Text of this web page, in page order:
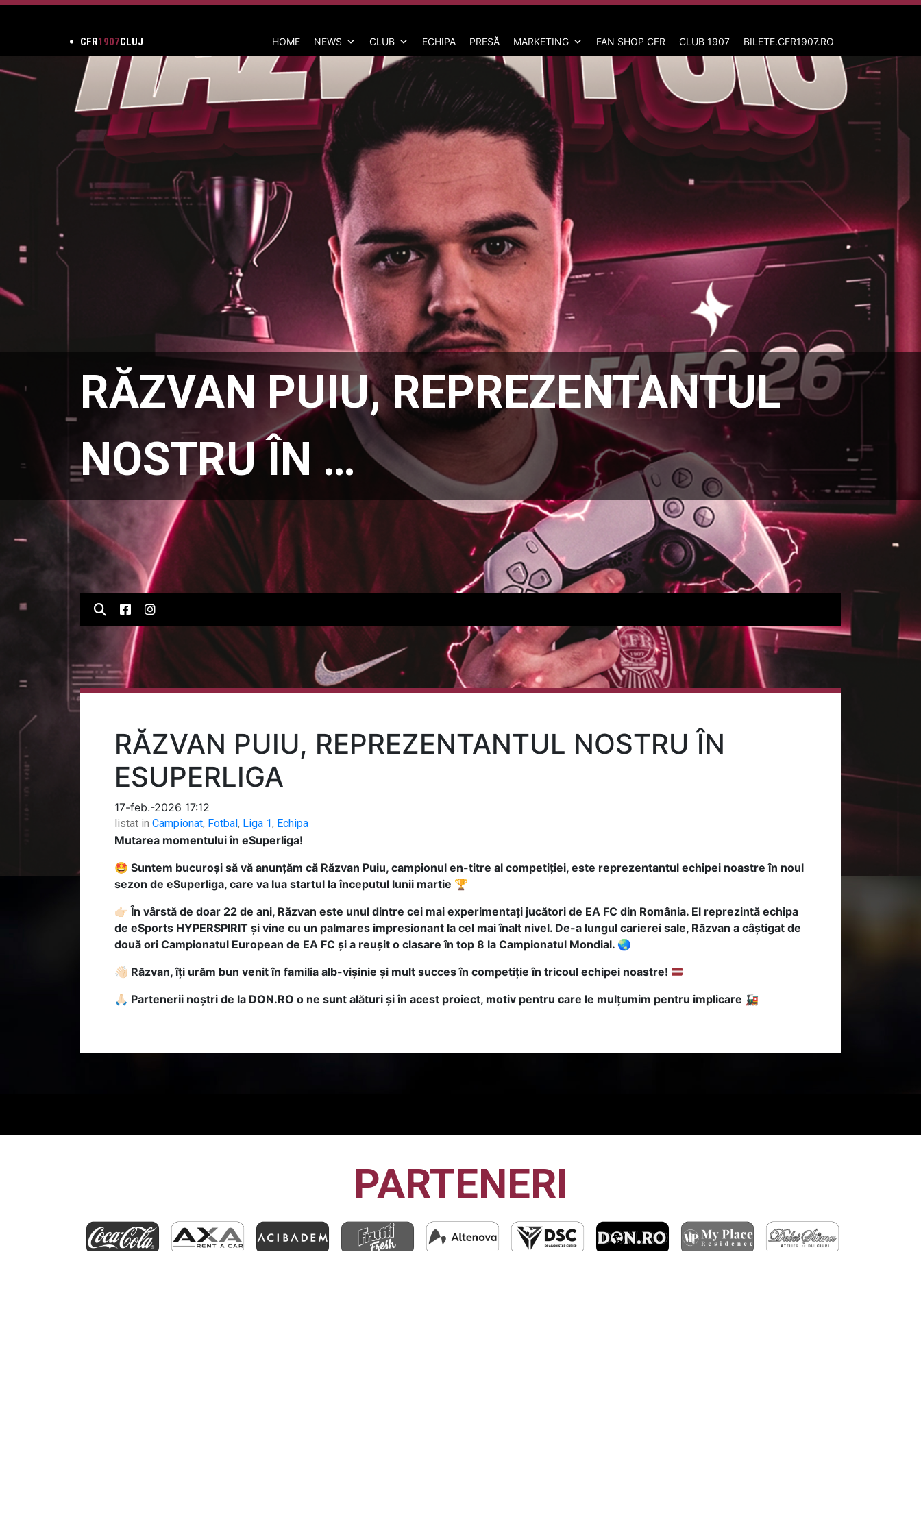
CFR1907CLUJ HOME NEWS CLUB ECHIPA PRESĂ MARKETING FAN SHOP CFR CLUB 1907 BILETE.CFR1907.RO
RĂZVAN PUIU, REPREZENTANTUL
NOSTRU ÎN …
RĂZVAN PUIU, REPREZENTANTUL NOSTRU ÎN
ESUPERLIGA
17-feb.-2026 17:12
listat in Campionat, Fotbal , Liga 1, Echipa
Mutarea momentului în eSuperliga!
🤩 Suntem bucuroși să vă anunțăm că Răzvan Puiu, campionul en-titre al competiției, este reprezentantul echipei noastre în noul
sezon de eSuperliga, care va lua startul la începutul lunii martie 🏆
👉🏻 În vârstă de doar 22 de ani, Răzvan este unul dintre cei mai experimentați jucători de EA FC din România. El reprezintă echipa
de eSports HYPERSPIRIT și vine cu un palmares impresionant la cel mai înalt nivel. De-a lungul carierei sale, Răzvan a câștigat de
două ori Campionatul European de EA FC și a reușit o clasare în top 8 la Campionatul Mondial. 🌏
👋🏻 Răzvan, îți urăm bun venit în familia alb-vișinie și mult succes în competiție în tricoul echipei noastre!
🙏🏻 Partenerii noștri de la DON.RO o ne sunt alături și în acest proiect, motiv pentru care le mulțumim pentru implicare 🚂
PARTENERI